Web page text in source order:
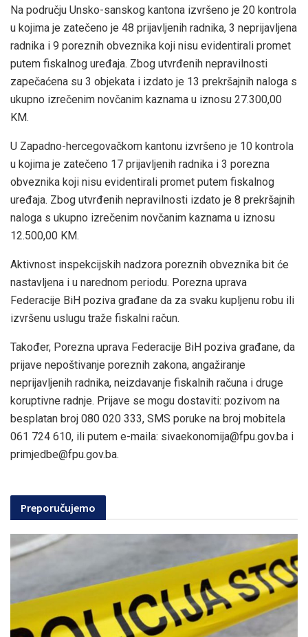
Na području Unsko-sanskog kantona izvršeno je 20 kontrola
u kojima je zatečeno je 48 prijavljenih radnika, 3 neprijavljena
radnika i 9 poreznih obveznika koji nisu evidentirali promet
putem fiskalnog uređaja. Zbog utvrđenih nepravilnosti
zapečaćena su 3 objekata i izdato je 13 prekršajnih naloga s
ukupno izrečenim novčanim kaznama u iznosu 27.300,00
KM.
U Zapadno-hercegovačkom kantonu izvršeno je 10 kontrola
u kojima je zatečeno 17 prijavljenih radnika i 3 porezna
obveznika koji nisu evidentirali promet putem fiskalnog
uređaja. Zbog utvrđenih nepravilnosti izdato je 8 prekršajnih
naloga s ukupno izrečenim novčanim kaznama u iznosu
12.500,00 KM.
Aktivnost inspekcijskih nadzora poreznih obveznika bit će
nastavljena i u narednom periodu. Porezna uprava
Federacije BiH poziva građane da za svaku kupljenu robu ili
izvršenu uslugu traže fiskalni račun.
Također, Porezna uprava Federacije BiH poziva građane, da
prijave nepoštivanje poreznih zakona, angažiranje
neprijavljenih radnika, neizdavanje fiskalnih računa i druge
koruptivne radnje. Prijave se mogu dostaviti: pozivom na
besplatan broj 080 020 333, SMS poruke na broj mobitela
061 724 610, ili putem e-maila: sivaekonomija@fpu.gov.ba i
primjedbe@fpu.gov.ba.
Preporučujemo